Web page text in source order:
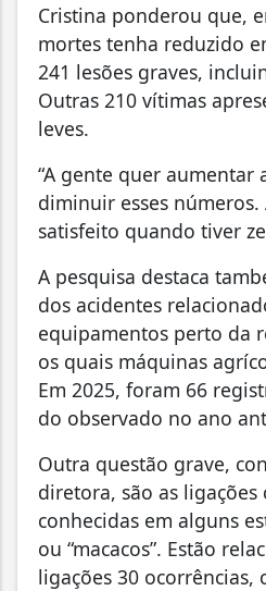
Cristina ponderou que,
mortes tenha reduzido
241 lesões graves,
Outras 210 vítimas
leves.
“A gente quer aumentar
diminuir esses
satisfeito quando tiver
A pesquisa destaca
dos acidentes
equipamentos perto da
os quais máquinas
Em 2025, foram 66
do observado no ano
Outra questão grave,
diretora, são as ligações
conhecidas em alguns
ou “macacos”. Estão
ligações 30 ocorrências,